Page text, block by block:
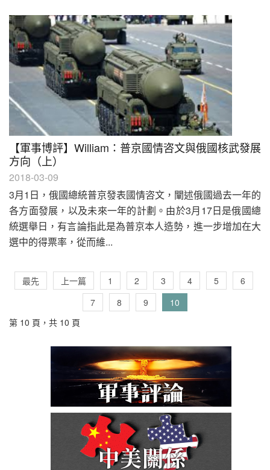
【軍事博評】William：普京國情咨文與俄國核武發展
方向（上）
2018-03-09
3月1日，俄國總統普京發表國情咨文，闡述俄國過去一年的
各方面發展，以及未來一年的計劃。由於3月17日是俄國總
統選舉日，有言論指此是為普京本人造勢，進一步增加在大
選中的得票率，從而維...
最先 上一篇 1 2 3 4 5
6
7
8 9
10
第 10 頁，共 10 頁